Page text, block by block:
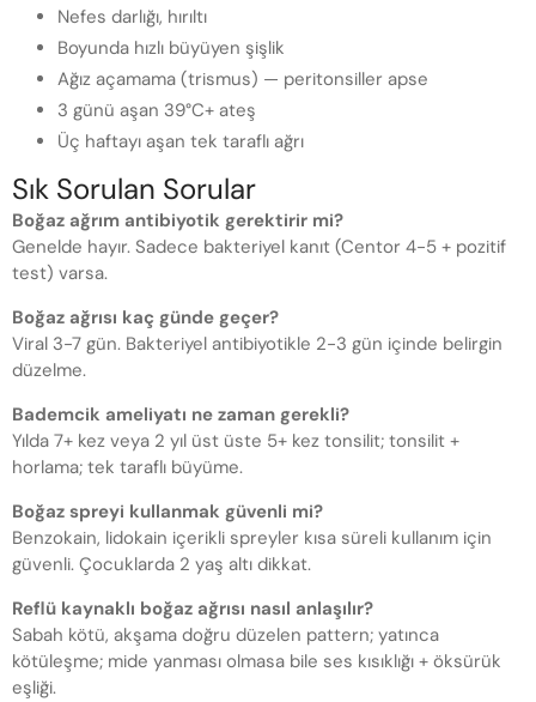
Nefes darlığı, hırıltı
Boyunda hızlı büyüyen şişlik
Ağız açamama (trismus) — peritonsiller apse
3 günü aşan 39°C+ ateş
Üç haftayı aşan tek taraflı ağrı
Sık Sorulan Sorular
Boğaz ağrım antibiyotik gerektirir mi?
Genelde hayır. Sadece bakteriyel kanıt (Centor 4-5 + pozitif
test) varsa.
Boğaz ağrısı kaç günde geçer?
Viral 3-7 gün. Bakteriyel antibiyotikle 2-3 gün içinde belirgin
düzelme.
Bademcik ameliyatı ne zaman gerekli?
Yılda 7+ kez veya 2 yıl üst üste 5+ kez tonsilit; tonsilit +
horlama; tek taraflı büyüme.
Boğaz spreyi kullanmak güvenli mi?
Benzokain, lidokain içerikli spreyler kısa süreli kullanım için
güvenli. Çocuklarda 2 yaş altı dikkat.
Reflü kaynaklı boğaz ağrısı nasıl anlaşılır?
Sabah kötü, akşama doğru düzelen pattern; yatınca
kötüleşme; mide yanması olmasa bile ses kısıklığı + öksürük
eşliği.